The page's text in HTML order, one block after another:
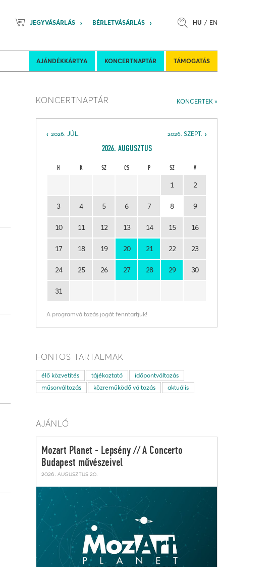
HU EN
JEGYVÁSÁRLÁS BÉRLETVÁSÁRLÁS
AJÁNDÉKKÁRTYA KONCERTNAPTÁR TÁMOGATÁS
KONCERTEK
KONCERTNAPTÁR
2026. SZEPT.
2026. JÚL.
2026. AUGUSZTUS
H K SZ CS P SZ V
1 2
3 4 5 6 7 8 9
10 11 12 13 14 15 16
17 18 19 20 21 22 23
24 25 26 27 28 29 30
31
A programváltozás jogát fenntartjuk!
FONTOS TARTALMAK
élő közvetítés tájékoztató
időpontváltozás
műsorváltozás
közreműködő változás aktuális
AJÁNLÓ
Mozart Planet - Lepsény // A Concerto
Budapest művészeivel
2026. augusztus 20.